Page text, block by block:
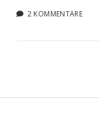
2 KOMMENTARE